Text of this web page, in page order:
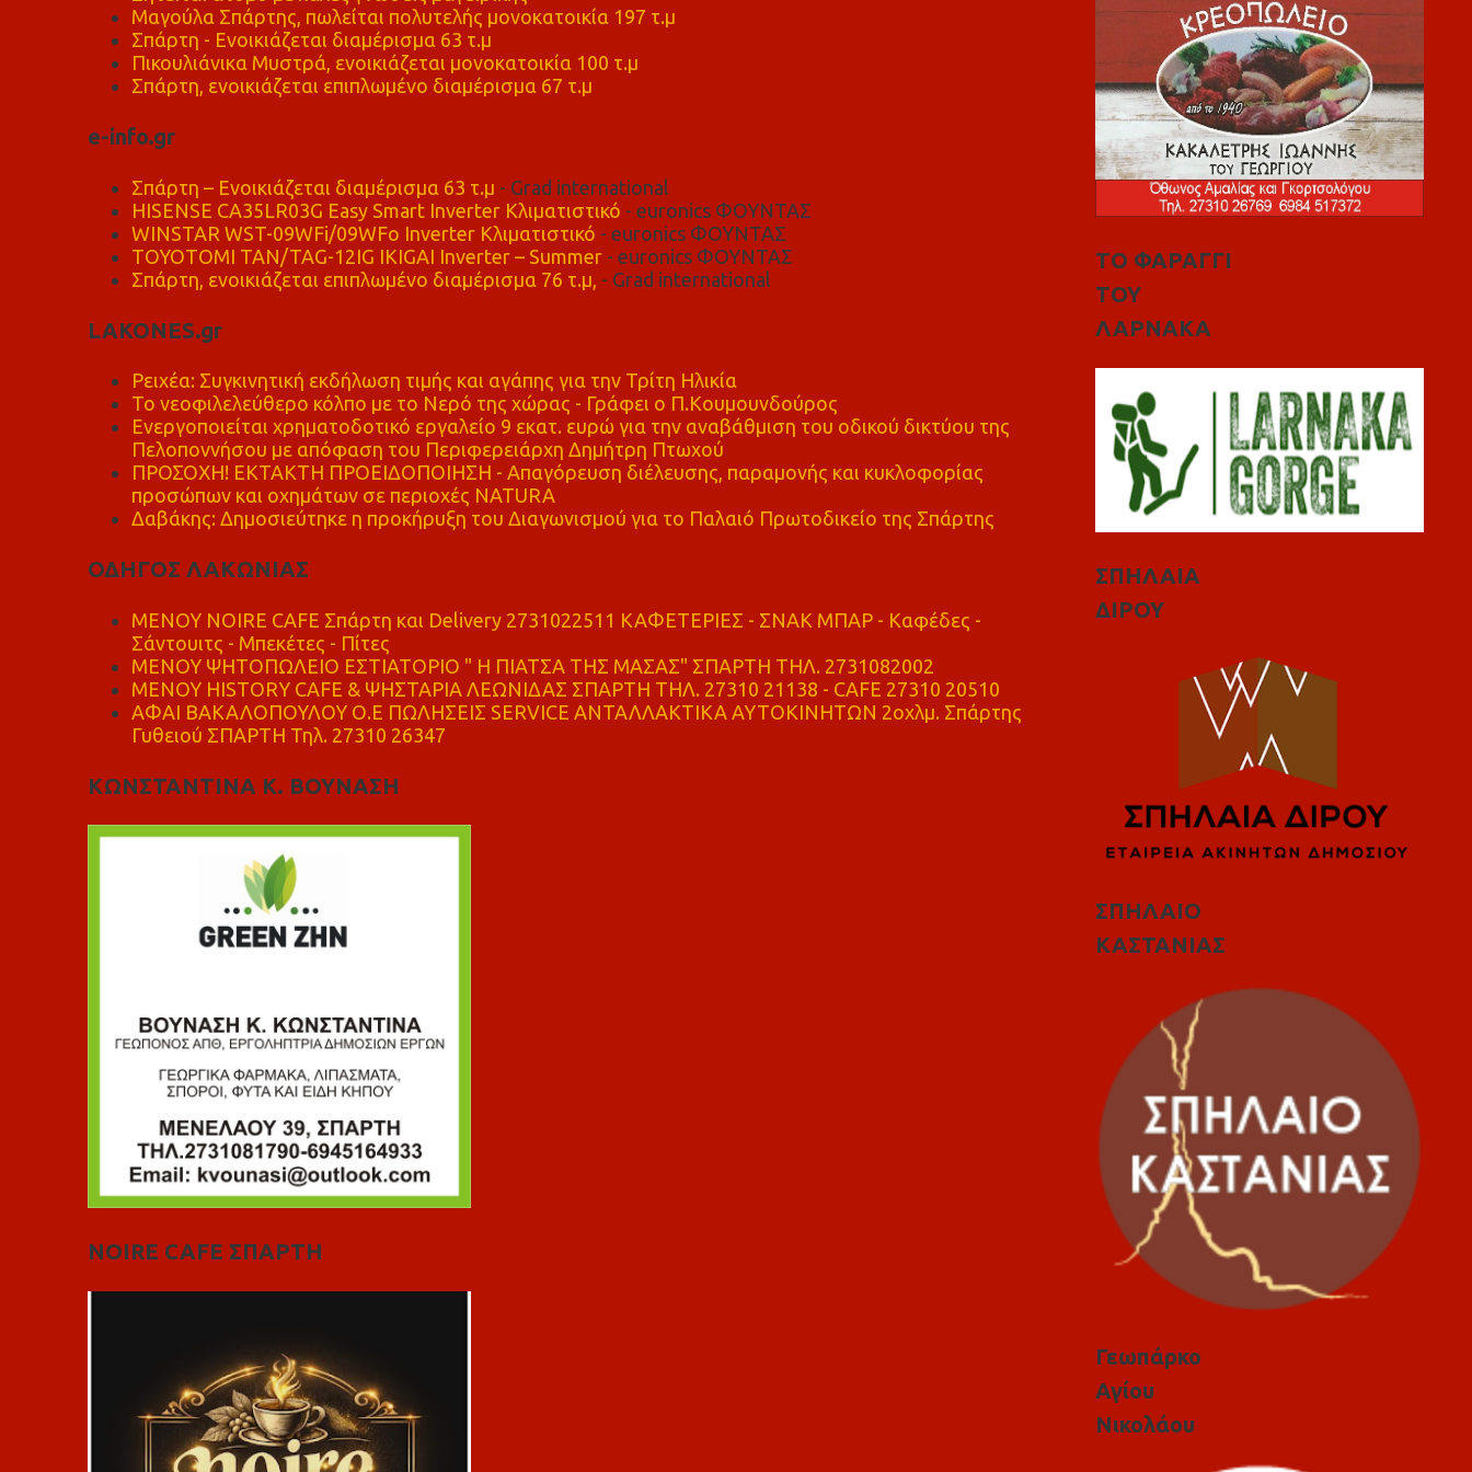
Μαγούλα Σπάρτης, πωλείται πολυτελής μονοκατοικία 197 τ.μ
Σπάρτη - Ενοικιάζεται διαμέρισμα 63 τ.μ
Πικουλιάνικα Μυστρά, ενοικιάζεται μονοκατοικία 100 τ.μ
Σπάρτη, ενοικιάζεται επιπλωμένο διαμέρισμα 67 τ.μ
e-info.gr
Σπάρτη – Ενοικιάζεται διαμέρισμα 63 τ.μ - Grad international
HISENSE CA35LR03G Easy Smart Inverter Κλιματιστικό - euronics ΦΟΥΝΤΑΣ
WINSTAR WST-09WFi/09WFo Inverter Κλιματιστικό - euronics ΦΟΥΝΤΑΣ
TOYOTOMI TAN/TAG-12IG IKIGAI Inverter – Summer- euronics ΦΟΥΝΤΑΣ
Σπάρτη, ενοικιάζεται επιπλωμένο διαμέρισμα 76 τ.μ, - Grad international
LAKONES.gr
Ρειχέα: Συγκινητική εκδήλωση τιμής και αγάπης για την Τρίτη Ηλικία
Το νεοφιλελεύθερο κόλπο με το Νερό της χώρας - Γράφει ο Π.Κουμουνδούρος
Ενεργοποιείται χρηματοδοτικό εργαλείο 9 εκατ. ευρώ για την αναβάθμιση του οδικού δικτύου της
Πελοποννήσου με απόφαση του Περιφερειάρχη Δημήτρη Πτωχού
ΠΡΟΣΟΧΗ! ΕΚΤΑΚΤΗ ΠΡΟΕΙΔΟΠΟΙΗΣΗ - Απαγόρευση διέλευσης, παραμονής και κυκλοφορίας
προσώπων και οχημάτων σε περιοχές NATURA
Δαβάκης: Δημοσιεύτηκε η προκήρυξη του Διαγωνισμού για το Παλαιό Πρωτοδικείο της Σπάρτης
ΟΔΗΓΟΣ ΛΑΚΩΝΙΑΣ
MENOY NOIRE CAFE Σπάρτη και Delivery 2731022511 ΚΑΦΕΤΕΡΙΕΣ - ΣΝΑΚ ΜΠΑΡ - Καφέδες -
Σάντουιτς - Μπεκέτες - Πίτες
ΜΕΝΟΥ ΨΗΤΟΠΩΛΕΙΟ ΕΣΤΙΑΤΟΡΙΟ " Η ΠΙΑΤΣΑ ΤΗΣ ΜΑΣΑΣ" ΣΠΑΡΤΗ ΤΗΛ. 2731082002
ΜΕΝΟΥ HISTORY CAFE & ΨΗΣΤΑΡΙΑ ΛΕΩΝΙΔΑΣ ΣΠΑΡΤΗ ΤΗΛ. 27310 21138 - CAFE 27310 20510
ΑΦΑΙ ΒΑΚΑΛΟΠΟΥΛΟΥ Ο.Ε ΠΩΛΗΣΕΙΣ SERVICE ΑΝΤΑΛΛΑΚΤΙΚΑ ΑΥΤΟΚΙΝΗΤΩΝ 2οχλμ. Σπάρτης
Γυθειού ΣΠΑΡΤΗ Τηλ. 27310 26347
ΚΩΝΣΤΑΝΤΙΝΑ Κ. ΒΟΥΝΑΣΗ
NOIRE CAFE ΣΠΑΡΤΗ
ΤΟ ΦΑΡΑΓΓΙ
ΤΟΥ
ΛΑΡΝΑΚΑ
ΣΠΗΛΑΙΑ
ΔΙΡΟΥ
ΣΠΗΛΑΙΟ
ΚΑΣΤΑΝΙΑΣ
Γεωπάρκο
Αγίου
Νικολάου